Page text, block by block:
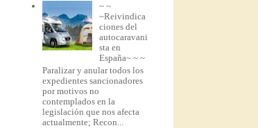
~ ~
~Reivindica
ciones del
autocaravani
sta en
España~ ~ ~
Paralizar y anular todos los
expedientes sancionadores
por motivos no
contemplados en la
legislación que nos afecta
actualmente; Recon...